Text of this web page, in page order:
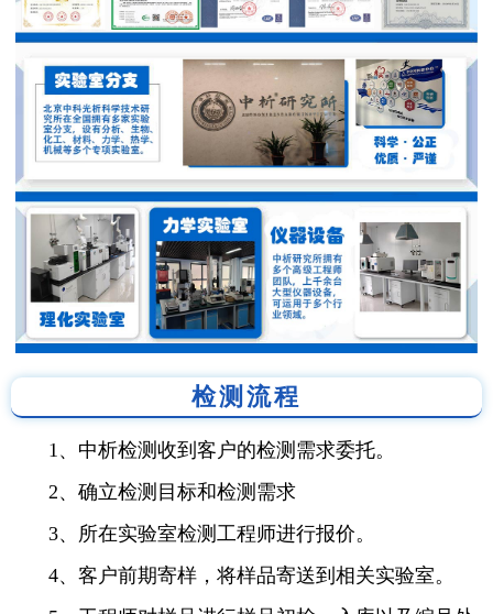
检测流程
1、中析检测收到客户的检测需求委托。
2、确立检测目标和检测需求
3、所在实验室检测工程师进行报价。
4、客户前期寄样，将样品寄送到相关实验室。